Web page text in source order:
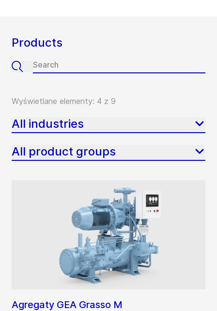
Products
Wyświetlane elementy: 4 z 9
All industries
All product groups
Agregaty GEA Grasso M